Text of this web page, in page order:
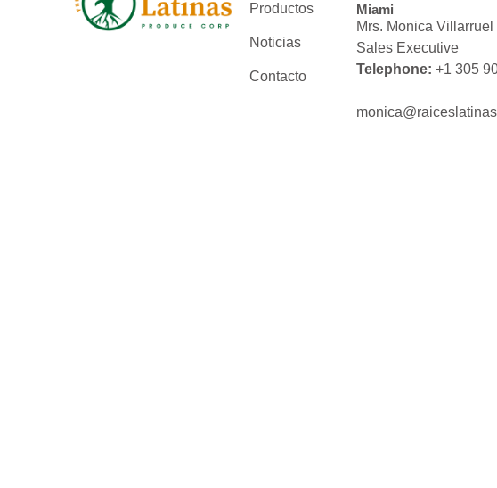
Productos
Noticias
Contacto
Miami
Mrs. Monica Villarruel
Sales Executive
Telephone: +1 305